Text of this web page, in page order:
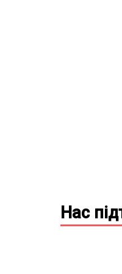
Нас